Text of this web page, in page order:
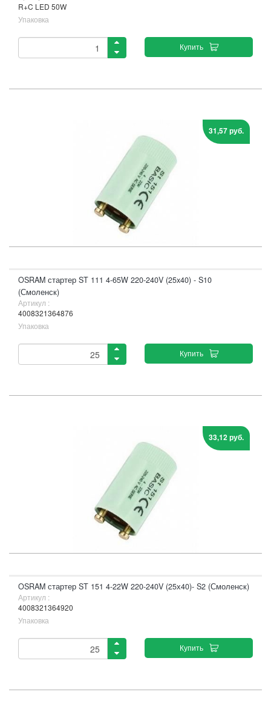
R+C LED 50W
Упаковка
Купить
31,57 руб.
OSRAM стартер ST 111 4-65W 220-240V (25x40) - S10
(Смоленск)
Артикул :
4008321364876
Упаковка
Купить
33,12 руб.
OSRAM стартер ST 151 4-22W 220-240V (25х40)- S2 (Смоленск)
Артикул :
4008321364920
Упаковка
Купить